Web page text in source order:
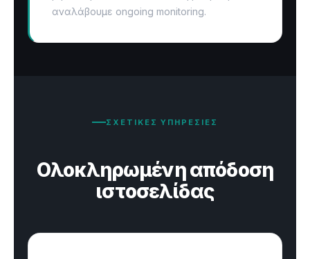
αναλάβουμε ongoing monitoring.
ΣΧΕΤΙΚΕΣ ΥΠΗΡΕΣΙΕΣ
Ολοκληρωμένη απόδοση
ιστοσελίδας